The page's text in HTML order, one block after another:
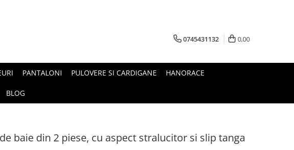
0745431132 0,00
PANTALONI PULOVERE SI CARDIGANE HANORACE
BLOG
baie din 2 piese, cu aspect stralucitor si slip tanga